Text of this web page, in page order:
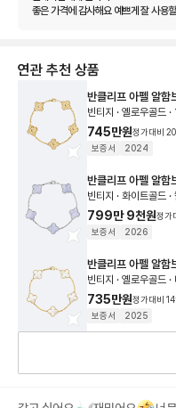
좋은 가격에 감사해요 예쁘게 잘 사용
연관 추천 상품
반클리프 아펠 알함
빈티지 · 옐로우골드
745만원정가대비 20
보증서
2024
반클리프 아펠 알함
빈티지 · 화이트골드
799만 9천원정가
보증서
2026
반클리프 아펠 알함
빈티지 · 옐로우골드
735만원정가대비 14
보증서
2025